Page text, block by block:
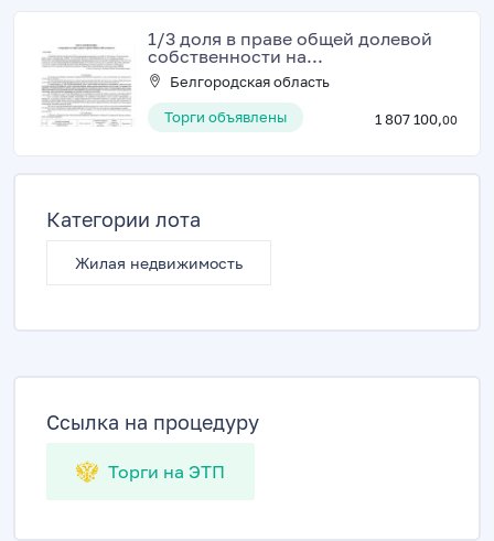
1/3 доля в праве общей долевой
собственности на...
Белгородская область
Торги объявлены
1 807 100,00
Категории лота
Жилая недвижимость
Ссылка на процедуру
Торги на ЭТП